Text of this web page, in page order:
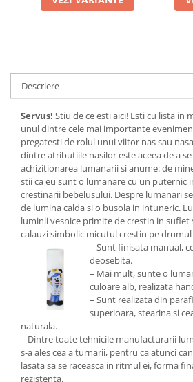
Descriere
Servus! Stiu de ce esti aici! Esti cu lista in
unul dintre cele mai importante
pregatesti de rolul unui viitor nas sau
dintre atributiile nasilor este aceea de a
achizitionarea lumanarii si anume: de
stii ca eu sunt o lumanare cu un puternic
crestinarii bebelusului. Despre lumanari
de lumina calda si o busola in intuneric.
luminii vesnice primite de crestin in suflet
calauzi simbolic micutul crestin pe
– Sunt finisata manual,
deosebita.
– Mai mult, sunte o
culoare alb, realizata
– Sunt realizata din
superioara, stearina si
naturala.
– Dintre toate tehnicile manufacturarii
s-a ales cea a turnarii, pentru ca atunci
lasata sa se raceasca in ritmul ei, forma
rezistenta.